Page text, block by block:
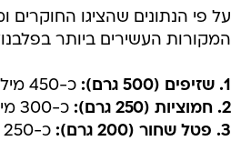
על פי הנתונים שהציגו החוקרים
המקורות העשירים ביותר
1. שזיפים (500 גרם):
כ-450 מיליגרם של פלבנולים
2. חמוציות (250 גרם):
כ-300 מיליגרם של פלבנולים
3. פטל שחור (200 גרם):